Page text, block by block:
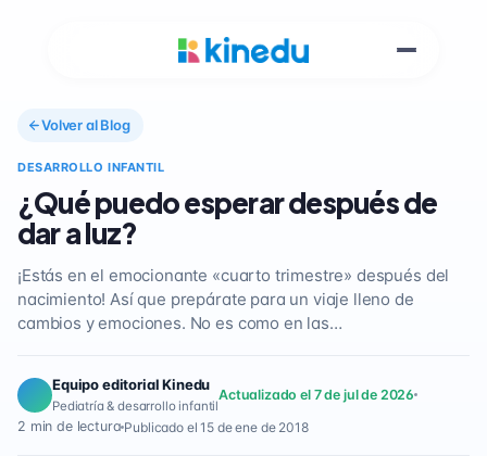
Volver al Blog
DESARROLLO INFANTIL
¿Qué puedo esperar después de
dar a luz?
¡Estás en el emocionante «cuarto trimestre» después del
nacimiento! Así que prepárate para un viaje lleno de
cambios y emociones. No es como en las…
Equipo editorial Kinedu
Pediatría & desarrollo infantil
Actualizado el 7 de jul de 2026
2 min de lectura Publicado el 15 de ene de 2018